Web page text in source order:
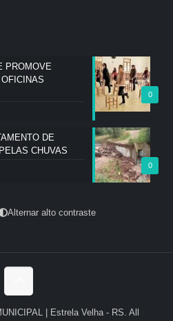
0
PROMOVE
0
DE
CHUVAS
Alternar alto contraste
| Estrela Velha - RS. All